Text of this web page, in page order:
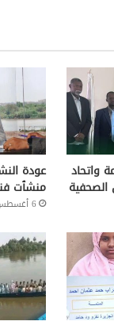
واتحاد
الصحفية
عودة
منشٱت
6 أغسطس، 2026